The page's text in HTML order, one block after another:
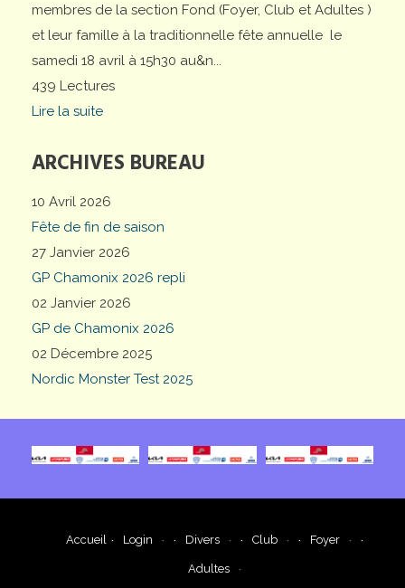
membres de la section Fond (Foyer, Club et Adultes )
et leur famille à la traditionnelle fête annuelle le
samedi 18 avril à 15h30 au&n...
439 Lectures
Lire la suite
ARCHIVES BUREAU
10 Avril 2026
Fête de fin de saison
27 Janvier 2026
GP Chamonix 2026 repli
02 Janvier 2026
GP de Chamonix 2026
02 Décembre 2025
Nordic Monster Test 2025
Accueil Login Divers Club Foyer
Adultes